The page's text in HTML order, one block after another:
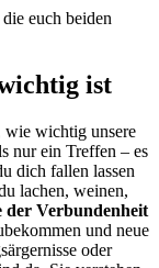
euch beiden
ist
wichtig unsere
nur ein Treffen – es
dich fallen lassen
lachen, weinen,
der Verbundenheit
und neue
oder